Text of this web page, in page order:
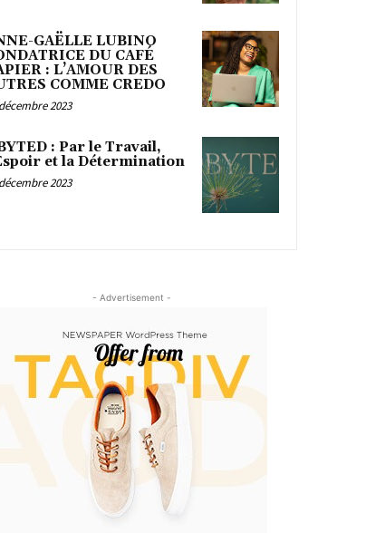
GAËLLE LUBINO
DU CAFÉ
: L’AMOUR DES
COMME CREDO
2023
: Par le Travail,
et la Détermination
2023
- Advertisement -